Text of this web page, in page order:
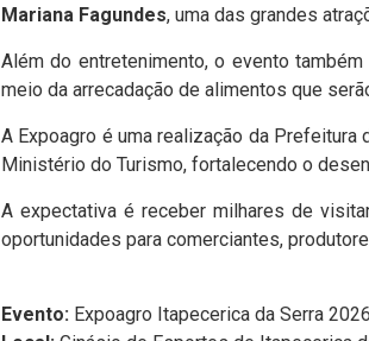
Mariana Fagundes, uma das grandes
Além do entretenimento, o evento
meio da arrecadação de alimentos que
A Expoagro é uma realização da
Ministério do Turismo, fortalecendo o
A expectativa é receber milhares de
oportunidades para comerciantes,
Evento: Expoagro Itapecerica da Serra 2026